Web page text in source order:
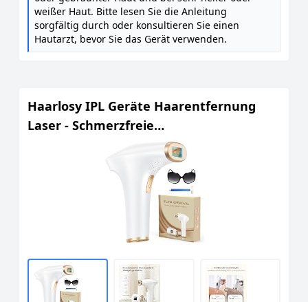
weißer Haut. Bitte lesen Sie die Anleitung
sorgfältig durch oder konsultieren Sie einen
Hautarzt, bevor Sie das Gerät verwenden.
Haarlosy IPL Geräte Haarentfernung
Laser - Schmerzfreie
Haarentfernungsgerät